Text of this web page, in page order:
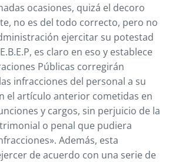
ocasiones, quizá el decoro
no es del todo correcto, pero no
ejercitar su potestad
es claro en eso y establece
Públicas corregirán
infracciones del personal a su
el artículo anterior cometidas en
y cargos, sin perjuicio de la
o penal que pudiera
Además, esta
de acuerdo con una serie de